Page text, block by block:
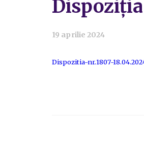
Dispoziția
19 aprilie 2024
Dispozitia-nr.1807-